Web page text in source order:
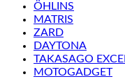
ÖHLINS
MATRIS
ZARD
DAYTONA
TAKASAGO
MOTOGADGET